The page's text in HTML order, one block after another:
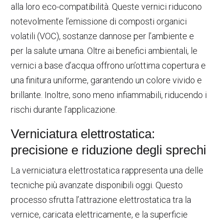
alla loro eco-compatibilità. Queste vernici riducono
notevolmente l’emissione di composti organici
volatili (VOC), sostanze dannose per l’ambiente e
per la salute umana. Oltre ai benefici ambientali, le
vernici a base d’acqua offrono un’ottima copertura e
una finitura uniforme, garantendo un colore vivido e
brillante. Inoltre, sono meno infiammabili, riducendo i
rischi durante l’applicazione.
Verniciatura elettrostatica:
precisione e riduzione degli sprechi
La verniciatura elettrostatica rappresenta una delle
tecniche più avanzate disponibili oggi. Questo
processo sfrutta l’attrazione elettrostatica tra la
vernice, caricata elettricamente, e la superficie